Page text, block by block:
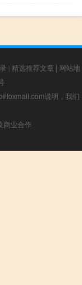
| 精选推荐文章 | 网站地
说明，我们
商业合作